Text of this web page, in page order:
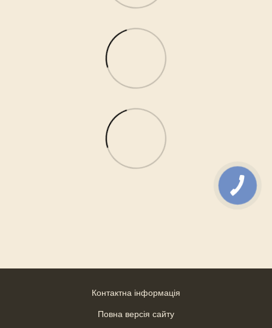
Контактна інформація
Повна версія сайту